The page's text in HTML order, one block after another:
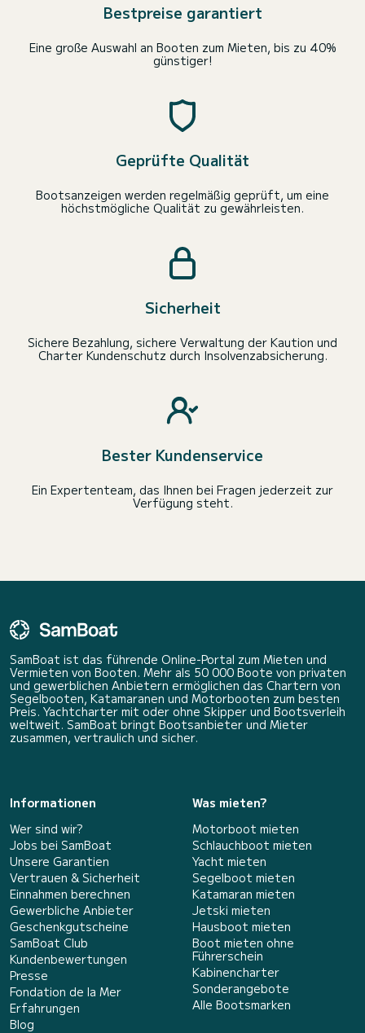
Bestpreise garantiert
Eine große Auswahl an Booten zum Mieten, bis zu 40%
günstiger!
Geprüfte Qualität
Bootsanzeigen werden regelmäßig geprüft, um eine
höchstmögliche Qualität zu gewährleisten.
Sicherheit
Sichere Bezahlung, sichere Verwaltung der Kaution und
Charter Kundenschutz durch Insolvenzabsicherung.
Bester Kundenservice
Ein Expertenteam, das Ihnen bei Fragen jederzeit zur
Verfügung steht.
SamBoat ist das führende Online-Portal zum Mieten und
Vermieten von Booten. Mehr als 50 000 Boote von privaten
und gewerblichen Anbietern ermöglichen das Chartern von
Segelbooten, Katamaranen und Motorbooten zum besten
Preis. Yachtcharter mit oder ohne Skipper und Bootsverleih
weltweit. SamBoat bringt Bootsanbieter und Mieter
zusammen, vertraulich und sicher.
Informationen
Wer sind wir?
Jobs bei SamBoat
Unsere Garantien
Vertrauen & Sicherheit
Einnahmen berechnen
Gewerbliche Anbieter
Geschenkgutscheine
SamBoat Club
Kundenbewertungen
Presse
Fondation de la Mer
Erfahrungen
Blog
Was mieten?
Motorboot mieten
Schlauchboot mieten
Yacht mieten
Segelboot mieten
Katamaran mieten
Jetski mieten
Hausboot mieten
Boot mieten ohne
Führerschein
Kabinencharter
Sonderangebote
Alle Bootsmarken